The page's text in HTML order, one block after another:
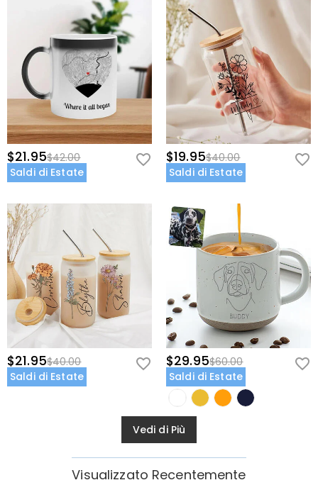
$21.95$42.00
Saldi di Estate
$19.95$40.00
Saldi di Estate
$21.95$40.00
Saldi di Estate
$29.95$60.00
Saldi di Estate
Vedi di Più
Visualizzato Recentemente